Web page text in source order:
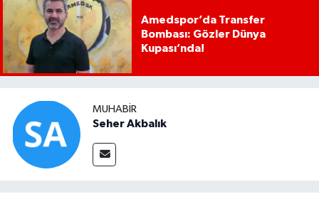
Amedspor’da Transfer
Bombası: Gözler Dünya
Kupası’nda!
MUHABIR
Seher Akbalık